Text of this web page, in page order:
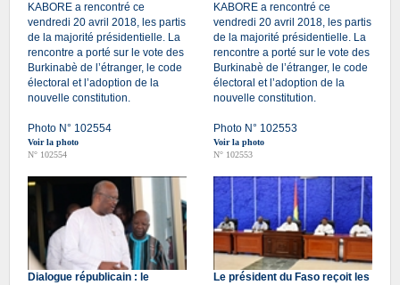
KABORE a rencontré ce
vendredi 20 avril 2018, les partis
de la majorité présidentielle. La
rencontre a porté sur le vote des
Burkinabè de l’étranger, le code
électoral et l’adoption de la
nouvelle constitution.
Photo N° 102554
Voir la photo
N° 102554
KABORE a rencontré ce
vendredi 20 avril 2018, les partis
de la majorité présidentielle. La
rencontre a porté sur le vote des
Burkinabè de l’étranger, le code
électoral et l’adoption de la
nouvelle constitution.
Photo N° 102553
Voir la photo
N° 102553
Dialogue républicain : le
Le président du Faso reçoit les